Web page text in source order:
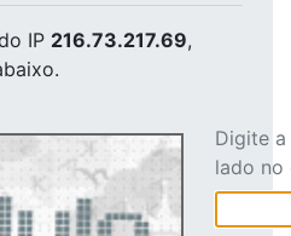
IP 216.73.217.69,
Digite
lado no